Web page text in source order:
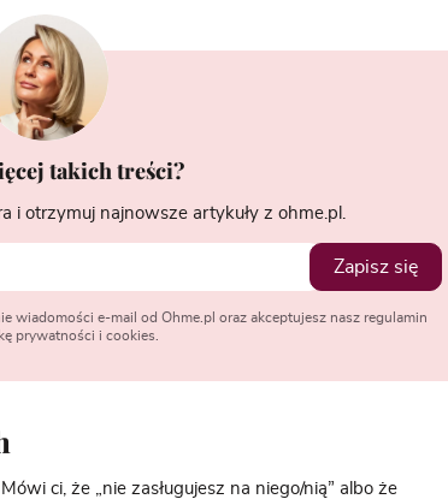
takich treści?
i otrzymuj najnowsze artykuły z ohme.pl.
Zapisz się
wiadomości e-mail od Ohme.pl oraz akceptujesz nasz regulamin
prywatności i cookies.
ci, że „nie zasługujesz na niego/nią” albo że